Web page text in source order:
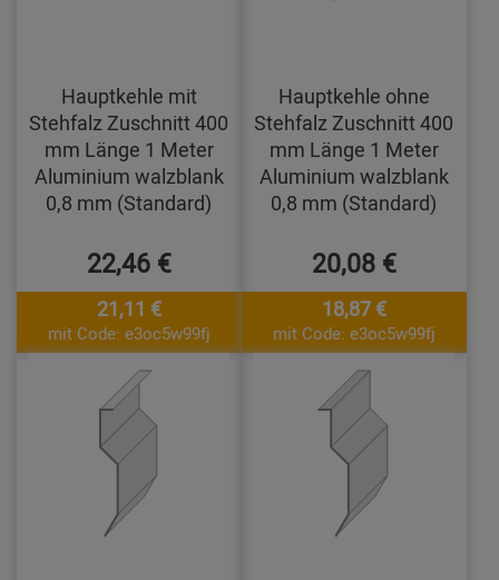
Hauptkehle mit
Stehfalz Zuschnitt 400
mm Länge 1 Meter
Aluminium walzblank
0,8 mm (Standard)
22,46 €
21,11 €
mit Code: e3oc5w99fj
Hauptkehle ohne
Stehfalz Zuschnitt 400
mm Länge 1 Meter
Aluminium walzblank
0,8 mm (Standard)
20,08 €
18,87 €
mit Code: e3oc5w99fj